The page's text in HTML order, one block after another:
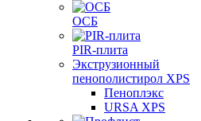
ОСБ
PIR-плита
Экструзионный
пенополистирол XPS
Пеноплэкс
URSA XPS